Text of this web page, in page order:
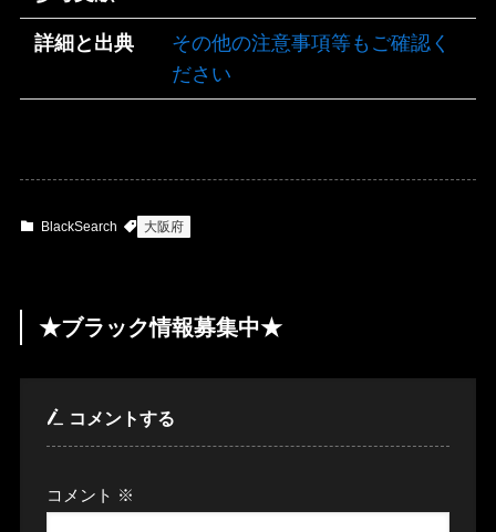
詳細と出典
その他の注意事項等もご確認く
ださい
BlackSearch 大阪府
★ブラック情報募集中★
コメントする
コメント ※